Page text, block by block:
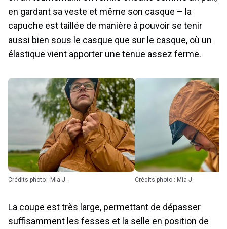
en gardant sa veste et même son casque – la
capuche est taillée de manière à pouvoir se tenir
aussi bien sous le casque que sur le casque, où un
élastique vient apporter une tenue assez ferme.
Crédits photo : Mia J. Crédits photo : Mia J.
La coupe est très large, permettant de dépasser
suffisamment les fesses et la selle en position de